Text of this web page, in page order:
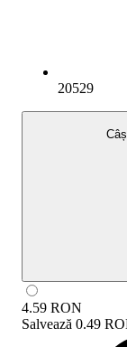
20529
4.59 RON
Salvează 0.49